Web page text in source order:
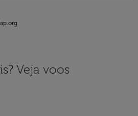
Veja voos